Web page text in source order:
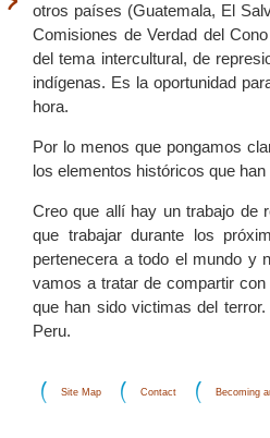
otros países (Guatemala, El
Comisiones de Verdad del
del tema intercultural, de
indígenas. Es la oportunidad
hora.
Por lo menos que pongamos
los elementos históricos que
Creo que allí hay un trabajo de
que trabajar durante los
pertenecera a todo el mundo y
vamos a tratar de compartir
que han sido victimas del
Peru.
Site Map Contact Becoming